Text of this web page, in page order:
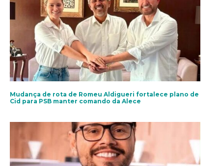
Mudança de rota de Romeu Aldigueri fortalece plano de
Cid para PSB manter comando da Alece